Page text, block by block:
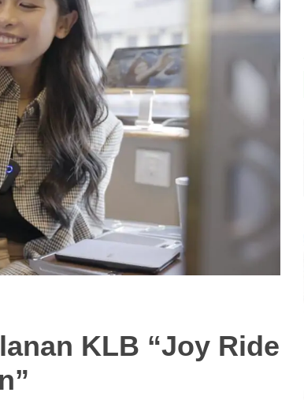
KLB “Joy Ride